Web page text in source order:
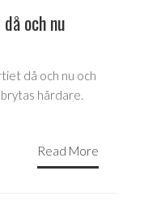
och nu
då och nu och
hårdare.
Read More